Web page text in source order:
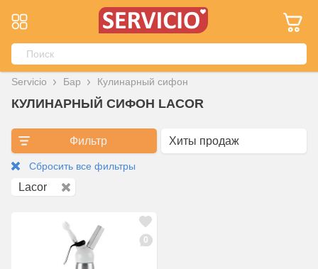
Servicio Бар Кулинарный сифон
КУЛИНАРНЫЙ СИФОН LACOR
Фильтр
Сбросить все фильтры
Lacor
0